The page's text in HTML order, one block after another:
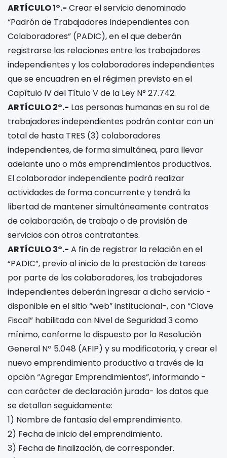
ARTÍCULO 1°.- Crear el servicio denominado
“Padrón de Trabajadores Independientes con
Colaboradores” (PADIC), en el que deberán
registrarse las relaciones entre los trabajadores
independientes y los colaboradores independientes
que se encuadren en el régimen previsto en el
Capítulo IV del Título V de la Ley N° 27.742.
ARTÍCULO 2°.- Las personas humanas en su rol de
trabajadores independientes podrán contar con un
total de hasta TRES (3) colaboradores
independientes, de forma simultánea, para llevar
adelante uno o más emprendimientos productivos.
El colaborador independiente podrá realizar
actividades de forma concurrente y tendrá la
libertad de mantener simultáneamente contratos
de colaboración, de trabajo o de provisión de
servicios con otros contratantes.
ARTÍCULO 3°.- A fin de registrar la relación en el
“PADIC”, previo al inicio de la prestación de tareas
por parte de los colaboradores, los trabajadores
independientes deberán ingresar a dicho servicio -
disponible en el sitio “web” institucional-, con “Clave
Fiscal” habilitada con Nivel de Seguridad 3 como
mínimo, conforme lo dispuesto por la Resolución
General Nº 5.048 (AFIP) y su modificatoria, y crear el
nuevo emprendimiento productivo a través de la
opción “Agregar Emprendimientos”, informando -
con carácter de declaración jurada- los datos que
se detallan seguidamente:
1) Nombre de fantasía del emprendimiento.
2) Fecha de inicio del emprendimiento.
3) Fecha de finalización, de corresponder.